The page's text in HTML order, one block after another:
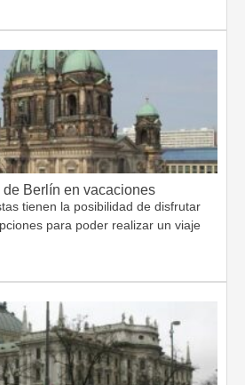
de Berlín en vacaciones
tienen la posibilidad de disfrutar
para poder realizar un viaje